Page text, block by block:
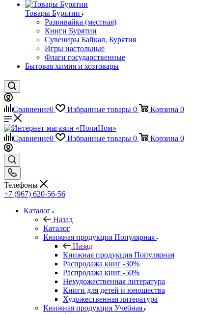
Товары Бурятии
Развивайка (местная)
Книги Бурятии
Сувениры Байкал, Бурятия
Игры настольные
Флаги государственные
Бытовая химия и хозтовары
Сравнение0 Избранные товары 0 Корзина 0
Сравнение0 Избранные товары 0 Корзина 0
Телефоны
+7 (967) 620-56-56
Каталог
Назад
Каталог
Книжная продукция Популярная
Назад
Книжная продукция Популярная
Распродажа книг -30%
Распродажа книг -50%
Нехудожественная литература
Книги для детей и юношества
Художественная литература
Книжная продукция Учебная